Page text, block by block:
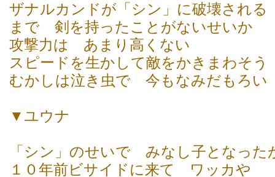
ザナルカンドが「シン」に破壊される
まで 剣を持ったことがないせいか
攻撃力は あまり高くない
スピードを生かして敵をかきまわそう
むかしは泣き虫で 今もなみだもろい
▼ユウナ
「シン」のせいで みなし子となった
１０年前ビサイドに来て ワッカや